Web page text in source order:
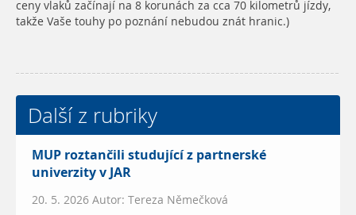
ceny vlaků začínají na 8 korunách za cca 70 kilometrů jízdy,
takže Vaše touhy po poznání nebudou znát hranic.)
Další z rubriky
MUP roztančili studující z partnerské
univerzity v JAR
20. 5. 2026 Autor: Tereza Němečková